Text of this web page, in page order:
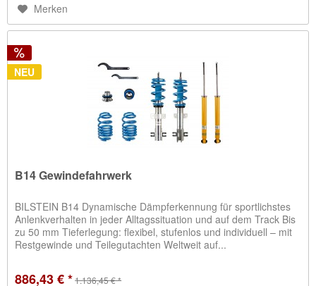
Merken
NEU
B14 Gewindefahrwerk
BILSTEIN B14 Dynamische Dämpferkennung für sportlichstes
Anlenkverhalten in jeder Alltagssituation und auf dem Track Bis
zu 50 mm Tieferlegung: flexibel, stufenlos und individuell – mit
Restgewinde und Teilegutachten Weltweit auf...
886,43 € *1.136,45 € *